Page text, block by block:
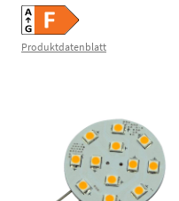
Produktdatenblatt